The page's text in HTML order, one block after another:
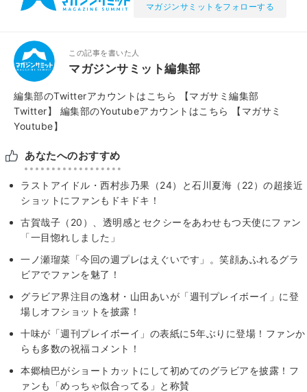
マガジンサミットをフォローする
この記事を書いた人
マガジンサミット編集部
編集部のTwitterアカウントはこちら
【マガサミ編集部
Twitter】
編集部のYoutubeアカウントはこちら
【マガサミ
Youtube】
あなたへのおすすめ
ラストアイドル・西村歩乃果（24）と石川夏海（22）の超接近
ショットにファンもドキドキ！
古賀哉子（20）、透明感とセクシーをあわせもつ天使にファン
「一目惚れしました」
一ノ瀬瑠菜「今回の週プレはえぐいです」。笑顔あふれるグラ
ビアでファンを魅了！
グラビア界注目の逸材・山田あいが「週刊プレイボーイ」に登
場しオフショットを披露！
十味が「週刊プレイボーイ」の表紙に5年ぶりに登場！ファンか
らも多数の祝福コメント！
本郷柚巴がショートカットにして初めてのグラビアを披露！フ
ァンも「めっちゃ似合ってる」と称賛